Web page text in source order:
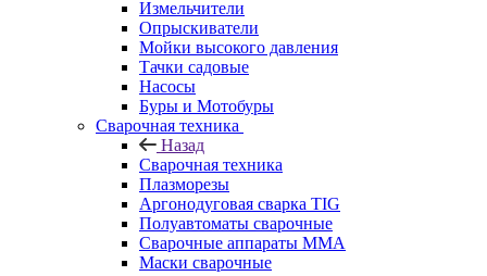
Измельчители
Опрыскиватели
Мойки высокого давления
Тачки садовые
Насосы
Буры и Мотобуры
Сварочная техника
Назад
Сварочная техника
Плазморезы
Аргонодуговая сварка TIG
Полуавтоматы сварочные
Сварочные аппараты ММА
Маски сварочные